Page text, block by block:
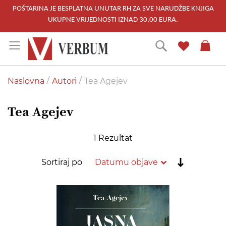
POŠTARINA JE BESPLATNA UNUTAR RH ZA SVE NARUDŽBE KNJIGA
UKUPNE VRIJEDNOSTI IZNAD 30,00 EURA.
to
Content
Traži
Naslovna Autori Tea Agejev
Tea Agejev
1 Rezultat
Sortiraj po